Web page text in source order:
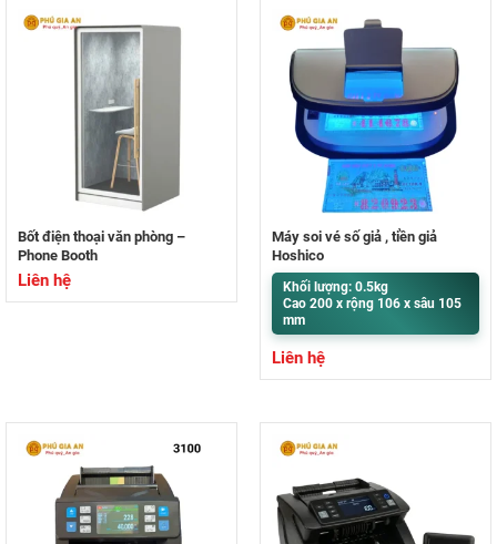
Bốt điện thoại văn phòng –
Phone Booth
Liên hệ
Máy soi vé số giả , tiền giả
Hoshico
Khối lượng: 0.5kg
Cao 200 x rộng 106 x sâu 105
mm
Liên hệ